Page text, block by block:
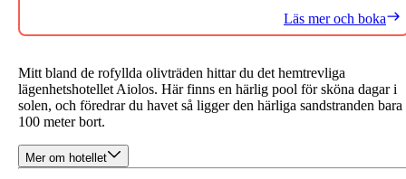
Mitt bland de rofyllda olivträden hittar du det hemtrevliga
lägenhetshotellet Aiolos. Här finns en härlig pool för sköna dagar i
solen, och föredrar du havet så ligger den härliga sandstranden bara
100 meter bort.
Mer om hotellet
Läs mer och boka